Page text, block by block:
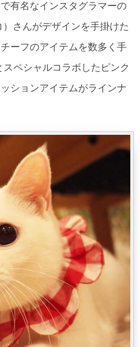
有名なインスタグラマーの
さんがデザインを手掛けた
ーフのアイテムを数多く手
ペシャルコラボしたピンク
ションアイテムがラインナ